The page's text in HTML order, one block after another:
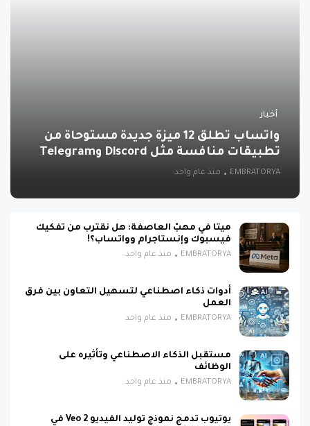
أخبار
واتساب تطلق 12 ميزة جديدة مستوحاة من
تطبيقات منافسة مثل Discord وTelegram
EMBRATORYA منذ عام واحد
ميتا في مهبّ العاصفة: هل نقترب من تفكيك
فيسبوك وإنستاجرام وواتساب؟!
EMBRATORYA منذ عام واحد
أدوات ذكاء اصطناعي لتسهيل التعاون بين فرق
العمل
EMBRATORYA منذ عام واحد
مستقبل الذكاء الاصطناعي وتأثيره على
الوظائف
EMBRATORYA منذ عام واحد
يوتيوب تدمج نموذج توليد الفيديو Veo 2 في